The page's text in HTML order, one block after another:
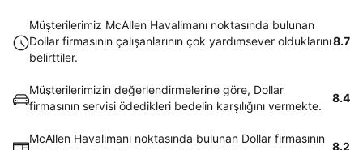
Müşterilerimiz McAllen Havalimanı noktasında bulunan
Dollar firmasının çalışanlarının çok yardımsever olduklarını
belirttiler.
8.7
Müşterilerimizin değerlendirmelerine göre, Dollar
firmasının servisi ödedikleri bedelin karşılığını vermekte.
8.4
McAllen Havalimanı noktasında bulunan Dollar firmasının
8.2